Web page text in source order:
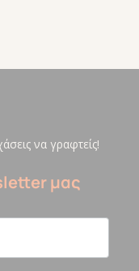
να γραφτείς!
μας